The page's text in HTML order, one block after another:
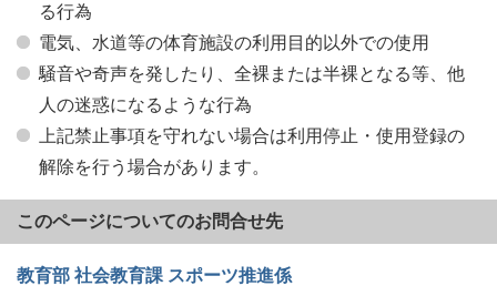
る行為
電気、水道等の体育施設の利用目的以外での使用
騒音や奇声を発したり、全裸または半裸となる等、他
人の迷惑になるような行為
上記禁止事項を守れない場合は利用停止・使用登録の
解除を行う場合があります。
このページについてのお問合せ先
教育部 社会教育課 スポーツ推進係